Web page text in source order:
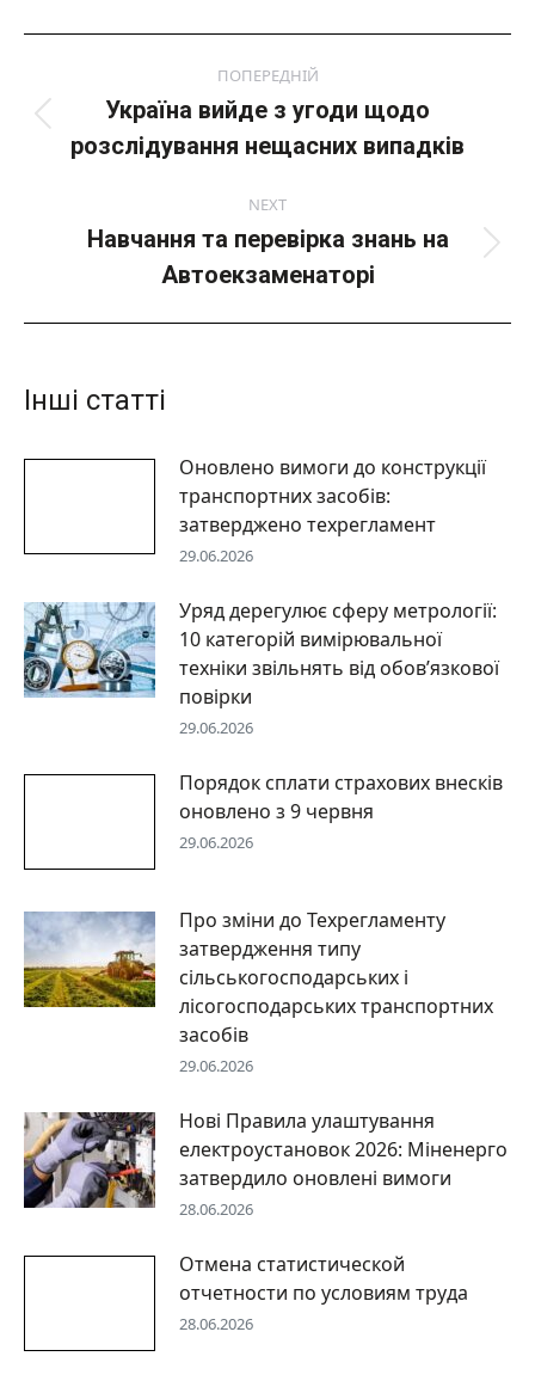
ПОПЕРЕДНІЙ
Попередній
пост:
Україна вийде з угоди щодо
розслідування нещасних випадків
NEXT
Next
post:
Навчання та перевірка знань на
Автоекзаменаторі
Інші статті
Оновлено вимоги до конструкції
транспортних засобів:
затверджено техрегламент
29.06.2026
Уряд дерегулює сферу метрології:
10 категорій вимірювальної
техніки звільнять від обов’язкової
повірки
29.06.2026
Порядок сплати страхових внесків
оновлено з 9 червня
29.06.2026
Про зміни до Техрегламенту
затвердження типу
сільськогосподарських і
лісогосподарських транспортних
засобів
29.06.2026
Нові Правила улаштування
електроустановок 2026: Міненерго
затвердило оновлені вимоги
28.06.2026
Отмена статистической
отчетности по условиям труда
28.06.2026